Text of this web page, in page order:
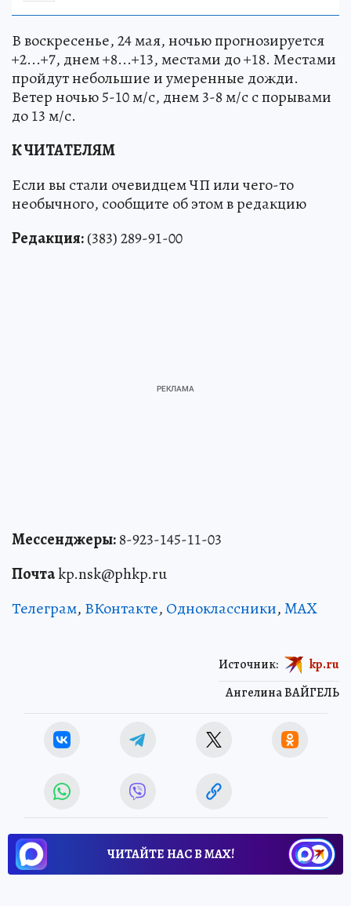
В воскресенье, 24 мая, ночью прогнозируется
+2...+7, днем +8...+13, местами до +18. Местами
пройдут небольшие и умеренные дожди.
Ветер ночью 5-10 м/с, днем 3-8 м/с с порывами
до 13 м/с.
К ЧИТАТЕЛЯМ
Если вы стали очевидцем ЧП или чего-то
необычного, сообщите об этом в редакцию
Редакция:(383) 289-91-00
Мессенджеры:8-923-145-11-03
Почтаkp.nsk@phkp.ru
Телеграм, ВКонтакте, Одноклассники,MAX
Ангелина ВАЙГЕЛЬ
Источник: kp.ru
ЧИТАЙТЕ НАС В МАХ!